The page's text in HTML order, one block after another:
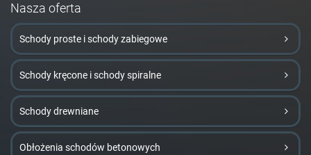
Nasza oferta
Schody proste i schody zabiegowe
Schody kręcone i schody spiralne
Schody drewniane
Obłożenia schodów betonowych